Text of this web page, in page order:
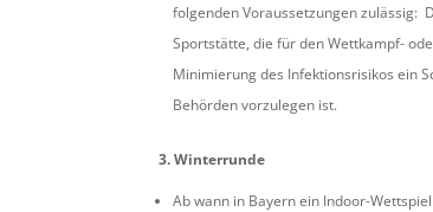
folgenden Voraussetzungen zulässig:
Sportstätte, die für den Wettkampf-
Minimierung des Infektionsrisikos ein
Behörden vorzulegen ist.
3. Winterrunde
Ab wann in Bayern ein Indoor-